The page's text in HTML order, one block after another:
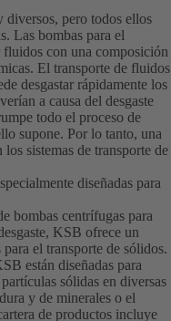
pero todos ellos
Las bombas para el
con una composición
El transporte de fluidos
desgastar rápidamente los
a causa del desgaste
todo el proceso de
supone. Por lo tanto, una
sistemas de transporte de
diseñadas para
bombas centrífugas para
KSB ofrece un
el transporte de sólidos.
están diseñadas para
sólidas en diversas
y de minerales o el
de productos incluye